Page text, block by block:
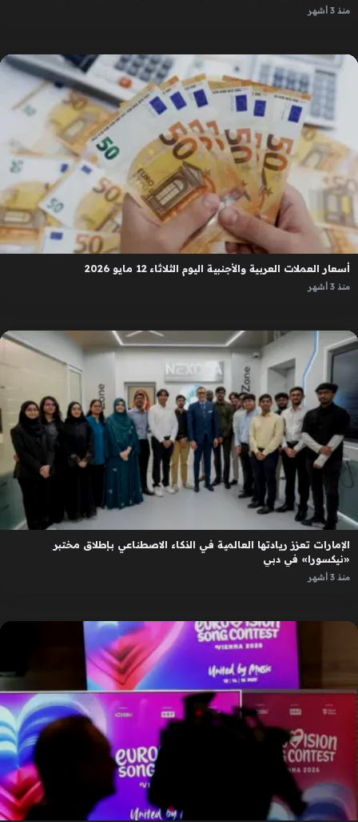
منذ 3 أشهر
أسعار العملات العربية والأجنبية اليوم الثلاثاء 12 مايو 2026
منذ 3 أشهر
الإمارات تعزز ريادتها العالمية في الذكاء الاصطناعي بإطلاق مختبر
«نيكسورا» في دبي
منذ 3 أشهر